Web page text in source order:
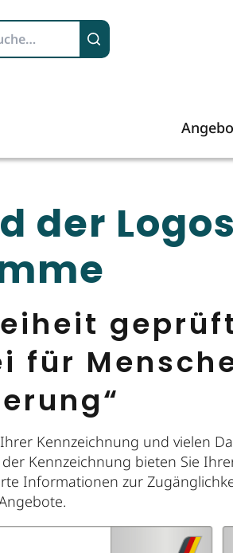
der
für
Kennzeichnung und vielen
der Kennzeichnung bieten Sie
Informationen zur